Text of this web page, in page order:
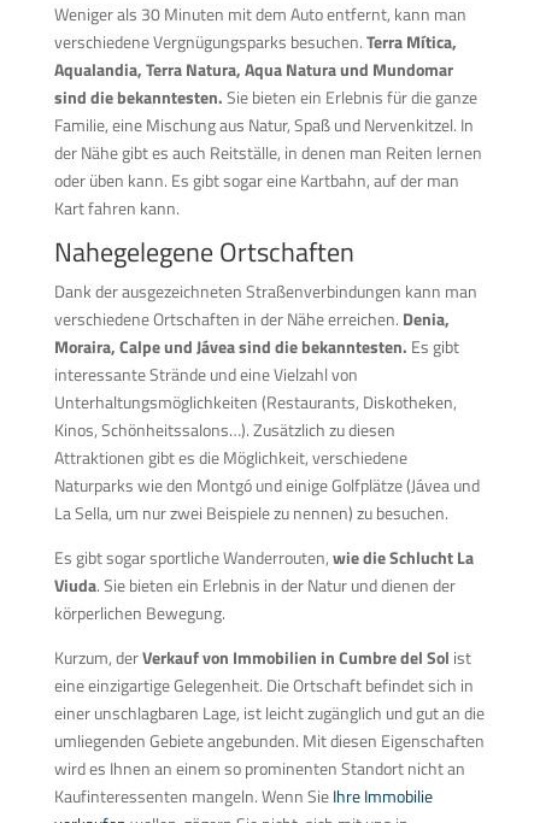
Weniger als 30 Minuten mit dem Auto entfernt, kann man
verschiedene Vergnügungsparks besuchen.Terra Mítica,
Aqualandia, Terra Natura, Aqua Natura und Mundomar
sind die bekanntesten.Sie bieten ein Erlebnis für die ganze
Familie, eine Mischung aus Natur, Spaß und Nervenkitzel. In
der Nähe gibt es auch Reitställe, in denen man Reiten lernen
oder üben kann. Es gibt sogar eine Kartbahn, auf der man
Kart fahren kann.
Nahegelegene Ortschaften
Dank der ausgezeichneten Straßenverbindungen kann man
verschiedene Ortschaften in der Nähe erreichen. Denia,
Moraira, Calpe und Jávea sind die bekanntesten. Es gibt
interessante Strände und eine Vielzahl von
Unterhaltungsmöglichkeiten (Restaurants, Diskotheken,
Kinos, Schönheitssalons…). Zusätzlich zu diesen
Attraktionen gibt es die Möglichkeit, verschiedene
Naturparks wie den Montgó und einige Golfplätze (Jávea und
La Sella, um nur zwei Beispiele zu nennen) zu besuchen.
Es gibt sogar sportliche Wanderrouten,wie die Schlucht La
Viuda. Sie bieten ein Erlebnis in der Natur und dienen der
körperlichen Bewegung.
Kurzum, derVerkauf von Immobilien in Cumbre del Sol ist
eine einzigartige Gelegenheit. Die Ortschaft befindet sich in
einer unschlagbaren Lage, ist leicht zugänglich und gut an die
umliegenden Gebiete angebunden. Mit diesen Eigenschaften
wird es Ihnen an einem so prominenten Standort nicht an
Kaufinteressenten mangeln. Wenn SieIhre Immobilie